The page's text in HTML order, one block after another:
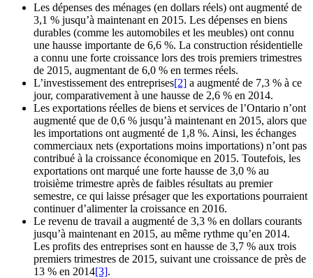
Les dépenses des ménages (en dollars réels) ont augmenté de
3,1 % jusqu’à maintenant en 2015. Les dépenses en biens
durables (comme les automobiles et les meubles) ont connu
une hausse importante de 6,6 %. La construction résidentielle
a connu une forte croissance lors des trois premiers trimestres
de 2015, augmentant de 6,0 % en termes réels.
L’investissement des entreprises[2] a augmenté de 7,3 % à ce
jour, comparativement à une hausse de 2,6 % en 2014.
Les exportations réelles de biens et services de l’Ontario n’ont
augmenté que de 0,6 % jusqu’à maintenant en 2015, alors que
les importations ont augmenté de 1,8 %. Ainsi, les échanges
commerciaux nets (exportations moins importations) n’ont pas
contribué à la croissance économique en 2015. Toutefois, les
exportations ont marqué une forte hausse de 3,0 % au
troisième trimestre après de faibles résultats au premier
semestre, ce qui laisse présager que les exportations pourraient
continuer d’alimenter la croissance en 2016.
Le revenu de travail a augmenté de 3,3 % en dollars courants
jusqu’à maintenant en 2015, au même rythme qu’en 2014.
Les profits des entreprises sont en hausse de 3,7 % aux trois
premiers trimestres de 2015, suivant une croissance de près de
13 % en 2014[3].